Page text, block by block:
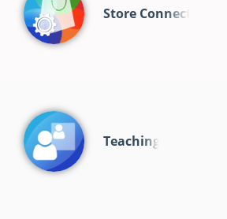
Store Connect
Teaching